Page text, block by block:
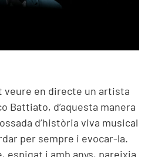
veure en directe un artista
Battiato, d’aquesta manera
d’història viva musical
per sempre i evocar-la.
espigat i amb anys, pareixia